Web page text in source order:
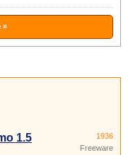
»
1.5
1936
Freeware